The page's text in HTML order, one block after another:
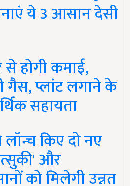
ये 3 आसान देसी
होगी कमाई,
गैस, प्लांट लगाने के
सहायता
किए दो नए
और
को मिलेगी उन्नत